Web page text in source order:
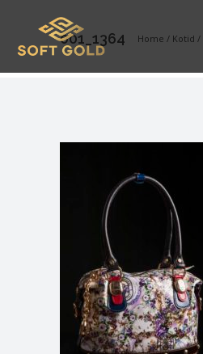
001_1364 Home / Kotid /